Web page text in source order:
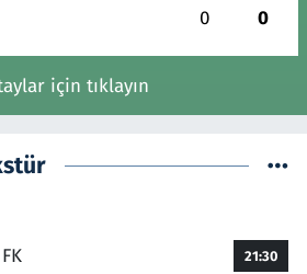
0 0
için tıklayın
21:30